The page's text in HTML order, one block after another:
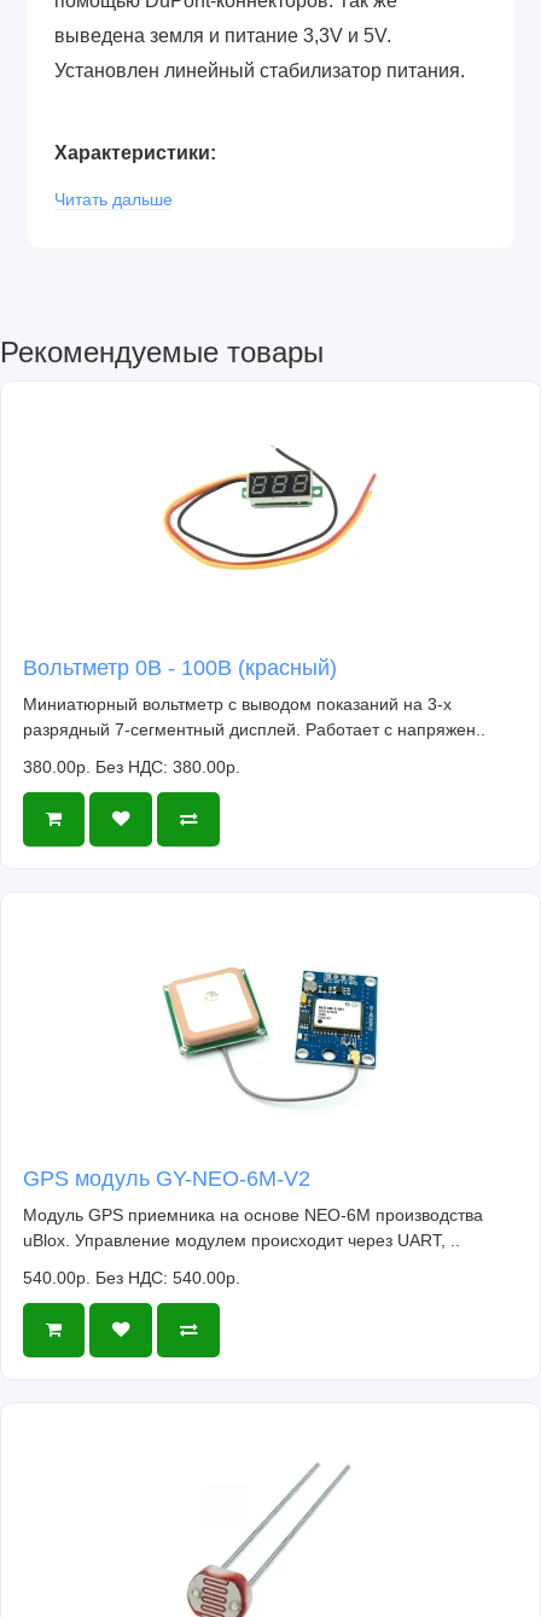
выведена земля и питание 3,3V и 5V.
Установлен линейный стабилизатор питания.
Характеристики:
Питание: 7-12V
Сервовыход: 1
Выводы I2C: 5
Размеры: 57x54х12mm
Подключение:
Читать дальше
Рекомендуемые товары
Вольтметр 0В - 100В (красный)
Миниатюрный вольтметр с выводом показаний на 3-х
разрядный 7-сегментный дисплей. Работает с напряжен..
380.00р. Без НДС: 380.00р.
GPS модуль GY-NEO-6M-V2
Модуль GPS приемника на основе NEO-6M производства
uBlox. Управление модулем происходит через UART, ..
540.00р. Без НДС: 540.00р.